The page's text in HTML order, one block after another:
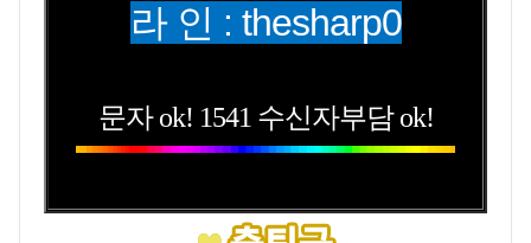
라 인 : thesharp0
문자 ok! 1541 수신자부담 ok!